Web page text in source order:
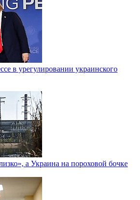
в урегулировании украинского
а Украина на пороховой бочке